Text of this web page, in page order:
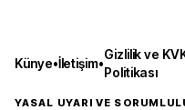
Künye•İletişim•
Gizlilik ve
Politikası
YASAL UYARI VE